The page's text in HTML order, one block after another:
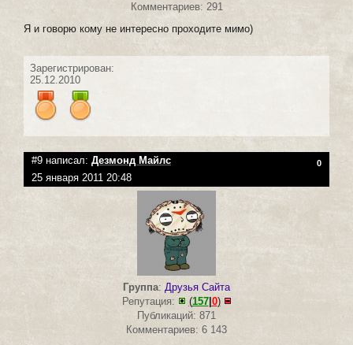
Комментариев: 291
Я и говорю кому не интересно проходите мимо)
Зарегистрирован:
25.12.2010
#9 написал: Дезмонд Майлс 0
25 января 2011 20:48
Группа: Друзья Сайта
Репутация:
(157| 0)
Публикаций: 871
Комментариев: 6 143